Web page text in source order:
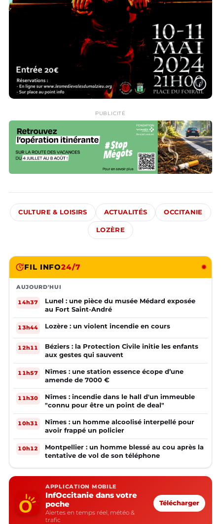
i
PUBLICITÉ
CULTURE & LOISIRS ACTUALITÉS OCCITANIE
LOZÈRE
FIL INFO24/7
AUJOURD'HUI
14h37
Lunel : une pièce du musée Médard exposée
au Fort Saint-André
13h44 Lozère : un violent incendie en cours
12h11
Béziers : la Protection Civile initie les enfants
aux gestes qui sauvent
11h57
Nîmes : une station essence écope d’une
amende de 7000 €
11h30
Nîmes : incendie dans le hall d'un immeuble
"connu pour être un point de deal"
10h31
Nîmes : un homme alcoolisé interpellé pour
avoir frappé un policier
10h12
Montpellier : un homme blessé au cou après la
tentative de vol de son téléphone
APPLICATION MOBILE
InfOccitanie dans votre
poche
Alertes en temps réel, météo &
trafic
Télécharger